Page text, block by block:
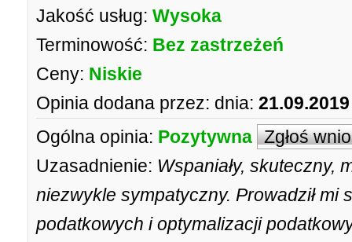
Jakość usług: Wysoka
Terminowość: Bez zastrzeżeń
Ceny: Niskie
Opinia dodana przez: dnia:
Ogólna opinia: Pozytywna Zgłoś
Uzasadnienie: Wspaniały, skuteczny,
niezwykle sympatyczny. Prowadził
podatkowych i optymalizacji